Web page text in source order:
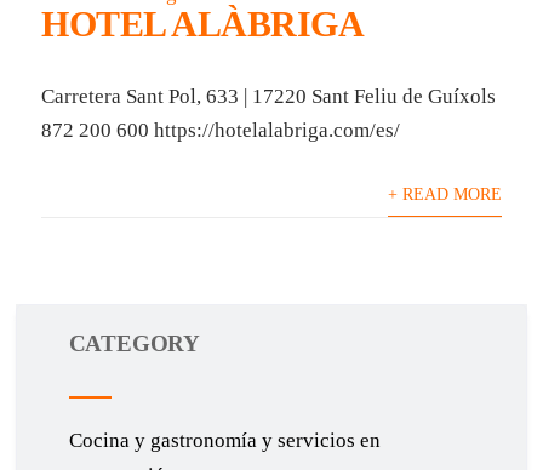
HOTEL ALÀBRIGA
Carretera Sant Pol, 633 | 17220 Sant Feliu de Guíxols
872 200 600 https://hotelalabriga.com/es/
+ READ MORE
CATEGORY
Cocina y gastronomía y servicios en